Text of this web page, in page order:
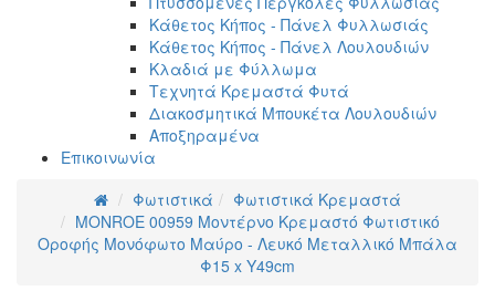
Κάθετος Κήπος - Πάνελ Φυλλωσιάς
Κάθετος Κήπος - Πάνελ Λουλουδιών
Κλαδιά με Φύλλωμα
Τεχνητά Κρεμαστά Φυτά
Διακοσμητικά Μπουκέτα Λουλουδιών
Αποξηραμένα
Επικοινωνία
Φωτιστικά
Φωτιστικά Κρεμαστά
MONROE 00959 Μοντέρνο Κρεμαστό Φωτιστικό
Οροφής Μονόφωτο Μαύρο - Λευκό Μεταλλικό Μπάλα
Φ15 x Υ49cm